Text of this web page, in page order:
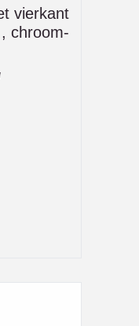
vierkant
chroom-